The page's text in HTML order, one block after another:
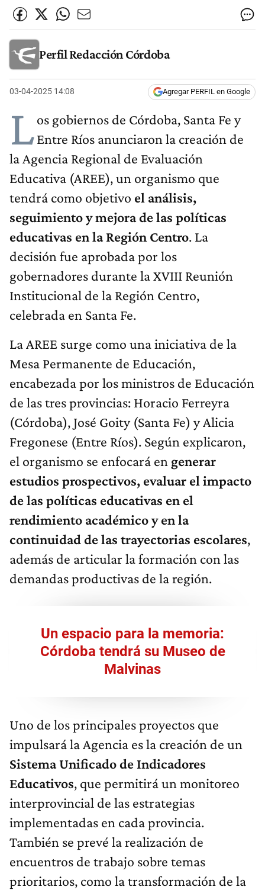
Perfil Redacción Córdoba
03-04-2025 14:08 Agregar PERFIL en Google
Los gobiernos de Córdoba, Santa Fe y
Entre Ríos anunciaron la creación de
la Agencia Regional de Evaluación
Educativa (AREE), un organismo que
tendrá como objetivo el análisis,
seguimiento y mejora de las políticas
educativas en la Región Centro. La
decisión fue aprobada por los
gobernadores durante la XVIII Reunión
Institucional de la Región Centro,
celebrada en Santa Fe.
La AREE surge como una iniciativa de la
Mesa Permanente de Educación,
encabezada por los ministros de Educación
de las tres provincias: Horacio Ferreyra
(Córdoba), José Goity (Santa Fe) y Alicia
Fregonese (Entre Ríos). Según explicaron,
el organismo se enfocará en generar
estudios prospectivos, evaluar el impacto
de las políticas educativas en el
rendimiento académico y en la
continuidad de las trayectorias escolares,
además de articular la formación con las
demandas productivas de la región.
Un espacio para la memoria:
Córdoba tendrá su Museo de
Malvinas
Uno de los principales proyectos que
impulsará la Agencia es la creación de un
Sistema Unificado de Indicadores
Educativos, que permitirá un monitoreo
interprovincial de las estrategias
implementadas en cada provincia.
También se prevé la realización de
encuentros de trabajo sobre temas
prioritarios, como la transformación de la